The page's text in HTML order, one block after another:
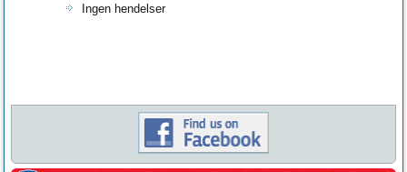
Ingen hendelser